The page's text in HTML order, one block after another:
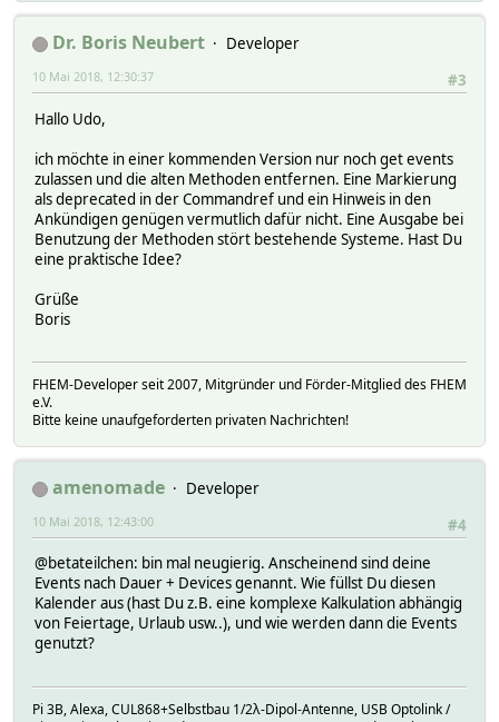
Dr. Boris Neubert
Developer
#3
10 Mai 2018, 12:30:37
Hallo Udo,
ich möchte in einer kommenden Version nur noch get events
zulassen und die alten Methoden entfernen. Eine Markierung
als deprecated in der Commandref und ein Hinweis in den
Ankündigen genügen vermutlich dafür nicht. Eine Ausgabe bei
Benutzung der Methoden stört bestehende Systeme. Hast Du
eine praktische Idee?
Grüße
Boris
FHEM-Developer seit 2007, Mitgründer und Förder-Mitglied des FHEM
e.V.
Bitte keine unaufgeforderten privaten Nachrichten!
amenomade
Developer
#4
10 Mai 2018, 12:43:00
@betateilchen: bin mal neugierig. Anscheinend sind deine
Events nach Dauer + Devices genannt. Wie füllst Du diesen
Kalender aus (hast Du z.B. eine komplexe Kalkulation abhängig
von Feiertage, Urlaub usw..), und wie werden dann die Events
genutzt?
Pi 3B, Alexa, CUL868+Selbstbau 1/2λ-Dipol-Antenne, USB Optolink /